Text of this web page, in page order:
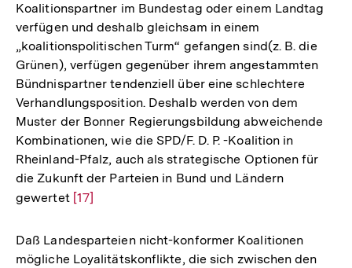
Koalitionspartner im Bundestag oder einem Landtag
verfügen und deshalb gleichsam in einem
„koalitionspolitischen Turm“ gefangen sind(z. B. die
Grünen), verfügen gegenüber ihrem angestammten
Bündnispartner tendenziell über eine schlechtere
Verhandlungsposition. Deshalb werden von dem
Muster der Bonner Regierungsbildung abweichende
Kombinationen, wie die SPD/F. D. P. -Koalition in
Rheinland-Pfalz, auch als strategische Optionen für
die Zukunft der Parteien in Bund und Ländern
gewertet Zur
der
Fußnote
[17]
Daß Landesparteien nicht-konformer Koalitionen
mögliche Loyalitätskonflikte, die sich zwischen den